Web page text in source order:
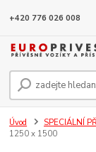
+420 776 026 008
Úvod SPECIÁLNÍ
1250 x 1500